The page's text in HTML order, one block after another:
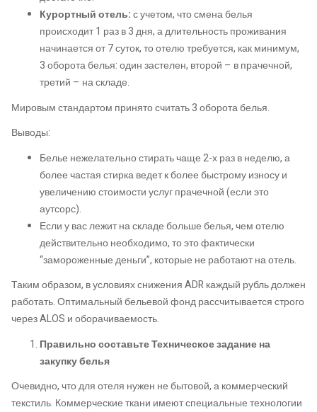
Курортный отель:с учетом, что смена белья
происходит 1 раз в 3 дня, а длительность проживания
начинается от 7 суток, то отелю требуется, как минимум,
3 оборота белья: один застелен, второй – в прачечной,
третий – на складе.
Мировым стандартом принято считать 3 оборота белья.
Выводы:
Белье нежелательно стирать чаще 2-х раз в неделю, а
более частая стирка ведет к более быстрому износу и
увеличению стоимости услуг прачечной (если это
аутсорс).
Если у вас лежит на складе больше белья, чем отелю
действительно необходимо, то это фактически
“замороженные деньги”, которые не работают на отель.
Таким образом, в условиях снижения ADR каждый рубль должен
работать. Оптимальный бельевой фонд рассчитывается строго
через ALOS и оборачиваемость.
Правильно составьте Техническое задание на
закупку белья
Очевидно, что для отеля нужен не бытовой, а коммерческий
текстиль. Коммерческие ткани имеют специальные технологии